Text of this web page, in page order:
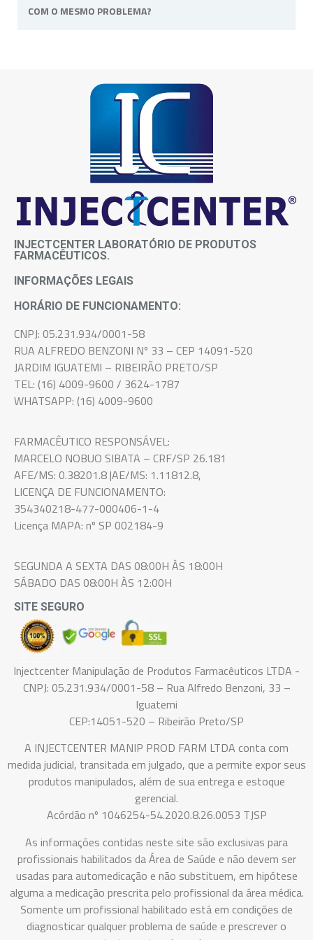
prazos entre em contato conosco.
COM O MESMO PROBLEMA?
sintomas de cada paciente.
INJECTCENTER LABORATÓRIO DE PRODUTOS
FARMACÊUTICOS.
INFORMAÇÕES LEGAIS
HORÁRIO DE FUNCIONAMENTO:
CNPJ: 05.231.934/0001-58
RUA ALFREDO BENZONI Nº 33 – CEP 14091-520
JARDIM IGUATEMI – RIBEIRÃO PRETO/SP
TEL: (16) 4009-9600 / 3624-1787
WHATSAPP: (16) 4009-9600
FARMACÊUTICO RESPONSÁVEL:
MARCELO NOBUO SIBATA – CRF/SP 26.181
AFE/MS: 0.38201.8 |AE/MS: 1.11812.8,
LICENÇA DE FUNCIONAMENTO:
354340218-477-000406-1-4
Licença MAPA: nº SP 002184-9
SEGUNDA A SEXTA DAS 08:00H ÀS 18:00H
SÁBADO DAS 08:00H ÀS 12:00H
SITE SEGURO
Injectcenter Manipulação de Produtos Farmacêuticos LTDA -
CNPJ: 05.231.934/0001-58 – Rua Alfredo Benzoni, 33 –
Iguatemi
CEP:14051-520 – Ribeirão Preto/SP
A INJECTCENTER MANIP PROD FARM LTDA conta com
medida judicial, transitada em julgado, que a permite expor seus
produtos manipulados, além de sua entrega e estoque
gerencial.
Acórdão nº 1046254-54.2020.8.26.0053 TJSP
As informações contidas neste site são exclusivas para
profissionais habilitados da Área de Saúde e não devem ser
usadas para automedicação e não substituem, em hipótese
alguma a medicação prescrita pelo profissional da área médica.
Somente um profissional habilitado está em condições de
diagnosticar qualquer problema de saúde e prescrever o